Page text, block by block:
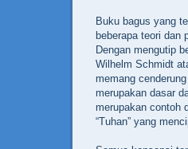
Buku bagus yang
beberapa teori dan
Dengan mengutip
Wilhelm Schmidt
memang
merupakan dasar
merupakan contoh
“Tuhan” yang